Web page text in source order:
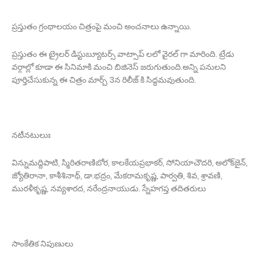
ప్రస్తుతం గ్రంథాలయం చిత్రంపై మంచి అంచనాలు ఉన్నాయి.
ప్రస్తుతం ఈ ట్రైలర్ డిస్టుబ్యూటర్స్ వాట్సాప్ లలో వైరల్ గా మారింది. ట్రేడు
వర్గాల్లో కూడా ఈ సినిమాకి మంచి బిజినెస్ జరుగుతుంది.అన్ని పనులని
పూర్తిచేసుకున్న ఈ చిత్రం మార్చ్ 3న రిలీజ్ కి సిద్దమవుతుంది.
నటీనటులుః
విన్నుమద్దిపాటి, స్మిరితరాణిబోర, కాలకేయప్రభాకర్‌, సోనియాచౌదరి, అలోక్‌జైన్‌,
జ్యోతిరానా, కాశీశినాథ్‌, డా.భద్రం, మేకరామకృష్ణ, పార్వతి, శివ, శ్రావణి,
మురళీకృష్ణ, నవ్యశారద, నరేంద్రనాయుడు. స్నేహగప్త తదితరులు
సాంకేతిక నిపుణులు